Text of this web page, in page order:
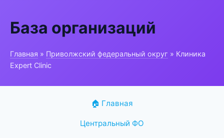
База организаций
Главная » Приволжский федеральный округ » Клиника
Expert Clinic
🏠 Главная
Центральный ФО